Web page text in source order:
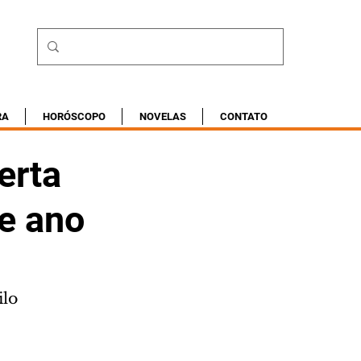
HORÓSCOPO NOVELAS CONTATO
ano